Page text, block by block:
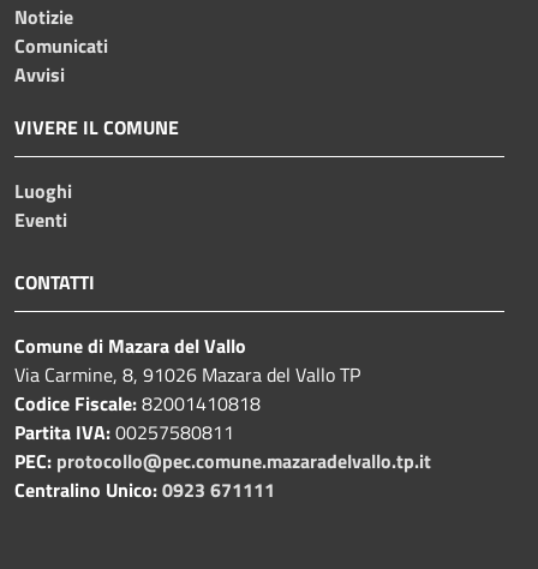
Notizie
Comunicati
Avvisi
VIVERE IL COMUNE
Luoghi
Eventi
CONTATTI
Comune di Mazara del Vallo
Via Carmine, 8, 91026 Mazara del Vallo TP
Codice Fiscale:82001410818
Partita IVA:00257580811
PEC: protocollo@pec.comune.mazaradelvallo.tp.it
Centralino Unico:0923 671111